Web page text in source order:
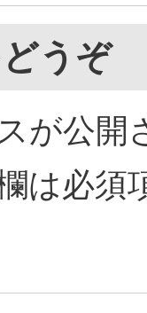
うぞ
が公
は必須